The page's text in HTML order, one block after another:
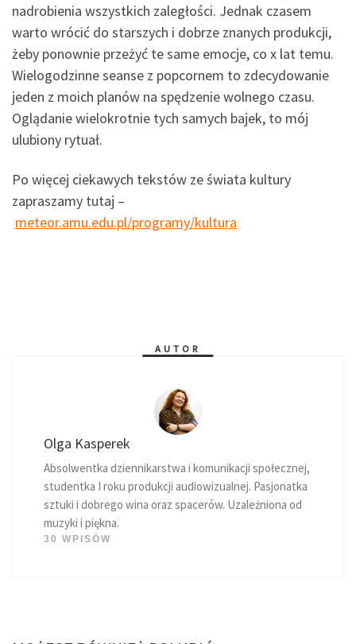
nadrobienia wszystkich zaległości. Jednak czasem
warto wrócić do starszych i dobrze znanych produkcji,
żeby ponownie przeżyć te same emocje, co x lat temu.
Wielogodzinne seanse z popcornem to zdecydowanie
jeden z moich planów na spędzenie wolnego czasu.
Oglądanie wielokrotnie tych samych bajek, to mój
ulubiony rytuał.
Po więcej ciekawych tekstów ze świata kultury
zapraszamy tutaj –
meteor.amu.edu.pl/programy/kultura
AUTOR
Olga Kasperek
Absolwentka dziennikarstwa i komunikacji społecznej,
studentka I roku produkcji audiowizualnej. Pasjonatka
sztuki i dobrego wina oraz spacerów. Uzależniona od
muzyki i piękna.
30 WPISÓW